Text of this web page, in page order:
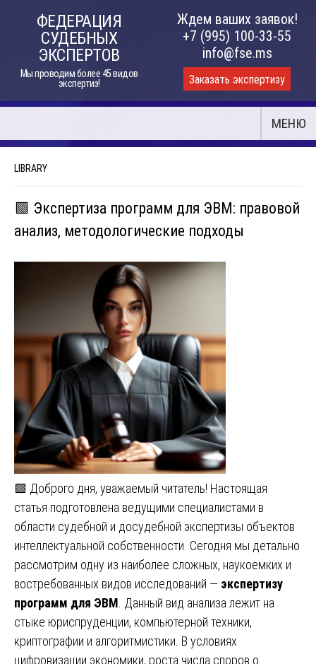
ФЕДЕРАЦИЯ
СУДЕБНЫХ
ЭКСПЕРТОВ
Мы проводим более 45 видов
экспертиз!
Ждем ваших заявок!
+7 (995) 100-33-55
info@fse.ms
Заказать экспертизу
МЕНЮ
LIBRARY
🟩 Экспертиза программ для ЭВМ: правовой
анализ, методологические подходы
🟩 Доброго дня, уважаемый читатель! Настоящая
статья подготовлена ведущими специалистами в
области судебной и досудебной экспертизы объектов
интеллектуальной собственности. Сегодня мы детально
рассмотрим одну из наиболее сложных, наукоемких и
востребованных видов исследований — экспертизу
программ для ЭВМ . Данный вид анализа лежит на
стыке юриспруденции, компьютерной техники,
криптографии и алгоритмистики. В условиях
цифровизации экономики, роста числа споров о